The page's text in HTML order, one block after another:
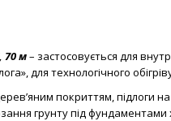
70 м– застосовується для
для технологічного
покриттям, підлоги
грунту під